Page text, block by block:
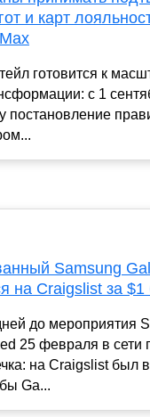
и карт
готовится к
с 1
постановление
Samsung
на Craigslist за $1
до мероприятия
25 февраля в сети
на Craigslist был
Ga...